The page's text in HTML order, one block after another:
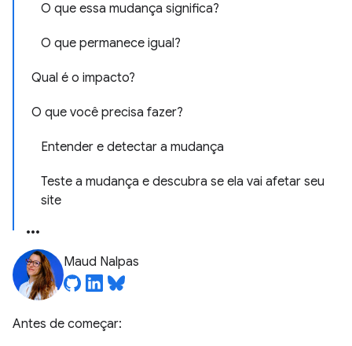
O que essa mudança significa?
O que permanece igual?
Qual é o impacto?
O que você precisa fazer?
Entender e detectar a mudança
Teste a mudança e descubra se ela vai afetar seu
site
Maud Nalpas
Antes de começar: